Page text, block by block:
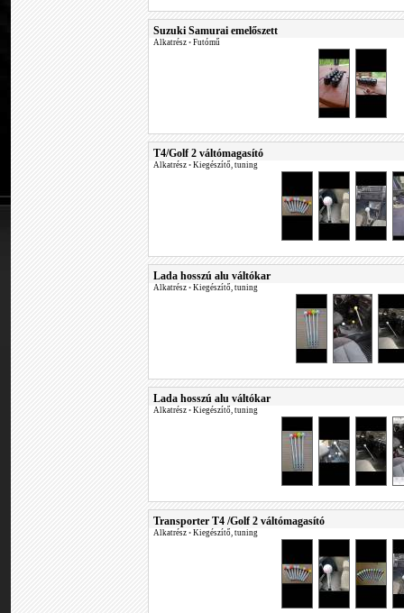
Suzuki Samurai emelőszett
Alkatrész • Futómű
T4/Golf 2 váltómagasító
Alkatrész • Kiegészítő, tuning
Lada hosszú alu váltókar
Alkatrész • Kiegészítő, tuning
Lada hosszú alu váltókar
Alkatrész • Kiegészítő, tuning
Transporter T4 /Golf 2 váltómagasító
Alkatrész • Kiegészítő, tuning